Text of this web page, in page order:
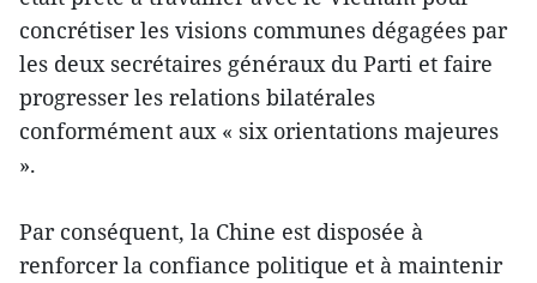
concrétiser les visions communes dégagées par
les deux secrétaires généraux du Parti et faire
progresser les relations bilatérales
conformément aux « six orientations majeures
».
Par conséquent, la Chine est disposée à
renforcer la confiance politique et à maintenir